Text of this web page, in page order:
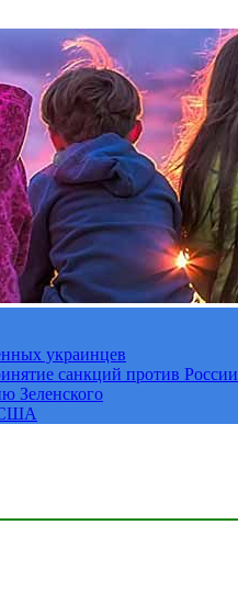
украинцев
санкций против России
Зеленского
США